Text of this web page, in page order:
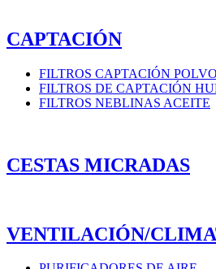
CAPTACIÓN
FILTROS CAPTACIÓN POLVO
FILTROS DE CAPTACIÓN
FILTROS NEBLINAS ACEITE
CESTAS MICRADAS
VENTILACIÓN/